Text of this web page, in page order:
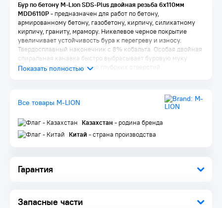
Гарантия
Запасные части
Бур по бетону M-Lion SDS-Plus двойная резьба 6х110мм
MDD6110P- предназначен для работ по бетону,
армированному бетону, газобетону, кирпичу, силикатному
кирпичу, граниту, мрамору. Никелевое черное покрытие
увеличивает устойчивость бура к перегреву и износу.
Твердосплавный наконечник с 8% кобальта. Особая двойная
спиральная канавка быстро выбрасывает буровую муку.
Высокая скорость бурения глубоких отверстий.
Все товары M-LION
Казахстан - родина бренда
Китай - страна производства